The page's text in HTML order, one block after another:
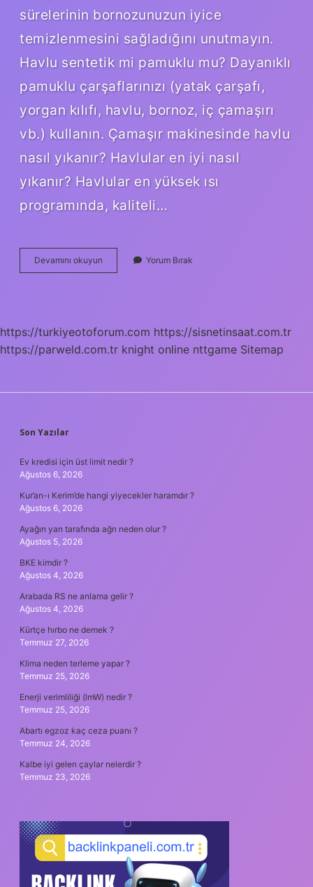
sürelerinin bornozunuzun iyice
temizlenmesini sağladığını unutmayın.
Havlu sentetik mi pamuklu mu? Dayanıklı
pamuklu çarşaflarınızı (yatak çarşafı,
yorgan kılıfı, havlu, bornoz, iç çamaşırı
vb.) kullanın. Çamaşır makinesinde havlu
nasıl yıkanır? Havlular en iyi nasıl
yıkanır? Havlular en yüksek ısı
programında, kaliteli…
Devamını okuyun
Havlu
Yorum Bırak
https://turkiyeotoforum.com https://sisnetinsaat.com.tr
https://parweld.com.tr knight online nttgame Sitemap
SIDEBAR
Son Yazılar
Ev kredisi için üst limit nedir ?
Ağustos 6, 2026
Kur’an-ı Kerim’de hangi yiyecekler haramdır ?
Ağustos 6, 2026
Ayağın yan tarafında ağrı neden olur ?
Ağustos 5, 2026
BKE kimdir ?
Ağustos 4, 2026
Arabada RS ne anlama gelir ?
Ağustos 4, 2026
Kürtçe hırbo ne demek ?
Temmuz 27, 2026
Klima neden terleme yapar ?
Temmuz 25, 2026
Enerji verimliliği (lmW) nedir ?
Temmuz 25, 2026
Abartı egzoz kaç ceza puanı ?
Temmuz 24, 2026
Kalbe iyi gelen çaylar nelerdir ?
Temmuz 23, 2026